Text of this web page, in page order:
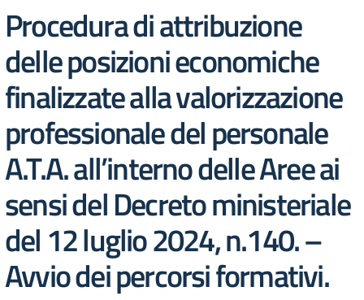
Procedura di attribuzione
delle posizioni economiche
finalizzate alla valorizzazione
professionale del personale
A.T.A. all’interno delle Aree ai
sensi del Decreto ministeriale
del 12 luglio 2024, n.140. –
Avvio dei percorsi formativi.